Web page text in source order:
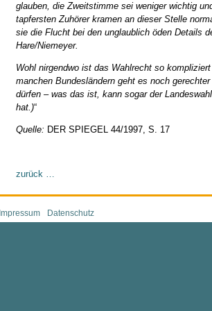
glauben, die Zweitstimme sei weniger wichtig
tapfersten Zuhörer kramen an dieser Stelle
sie die Flucht bei den unglaublich öden Details
Hare/Niemeyer.
Wohl nirgendwo ist das Wahlrecht so
manchen Bundes­ländern geht es noch
dürfen – was das ist, kann sogar der
hat.)“
Quelle: DER SPIEGEL 44/1997, S. 17
zurück …
Impressum Datenschutz